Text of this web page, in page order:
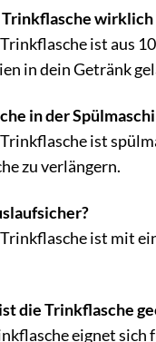
ist aus
in dein Getränk
in der
ist
zu verlängern.
ist mit
die Trinkflasche
eignet